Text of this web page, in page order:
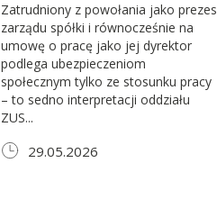
Zatrudniony z powołania jako prezes
zarządu spółki i równocześnie na
umowę o pracę jako jej dyrektor
podlega ubezpieczeniom
społecznym tylko ze stosunku pracy
– to sedno interpretacji oddziału
ZUS...
29.05.2026